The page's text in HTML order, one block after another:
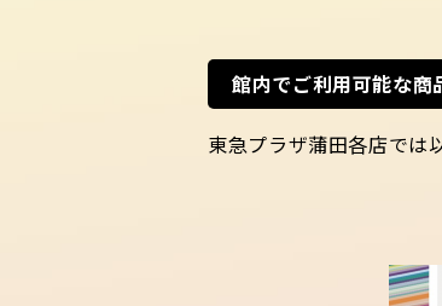
館内でご利用可能な商
東急プラザ蒲田各店では